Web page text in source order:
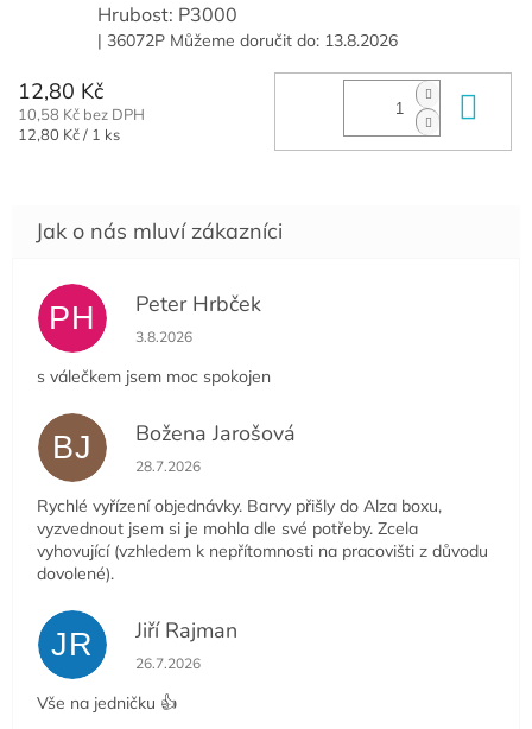
Hrubost: P3000
| 36072P Můžeme doručit do: 13.8.2026
12,80 Kč
10,58 Kč bez DPH
Měrná
12,80 Kč / 1 ks
PH Peter Hrbček
Hodnocení obchodu je 5 z 5 hvězdiček.
3.8.2026
s válečkem jsem moc spokojen
BJ Božena Jarošová
Hodnocení obchodu je 5 z 5 hvězdiček.
28.7.2026
Rychlé vyřízení objednávky. Barvy přišly do Alza boxu,
vyzvednout jsem si je mohla dle své potřeby. Zcela
vyhovující (vzhledem k nepřítomnosti na pracovišti z důvodu
dovolené).
JR Jiří Rajman
Hodnocení obchodu je 5 z 5 hvězdiček.
26.7.2026
Vše na jedničku 👍